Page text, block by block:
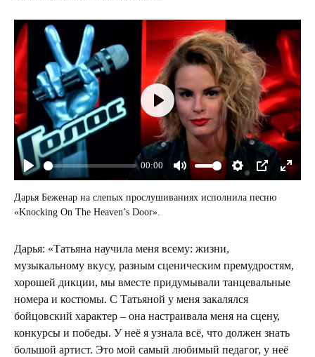
Play
00:00
Mute Settings
PIP
Enter
Play
Дарья Беженар на слепых прослушиваниях исполнила песню
«Knocking On The Heaven’s Door».
Дарья: «Татьяна научила меня всему: жизни,
музыкальному вкусу, разным сценическим премудростям,
хорошей дикции, мы вместе придумывали танцевальные
номера и костюмы. С Татьяной у меня закалялся
бойцовский характер – она настраивала меня на сцену,
конкурсы и победы. У неё я узнала всё, что должен знать
большой артист. Это мой самый любимый педагог, у неё